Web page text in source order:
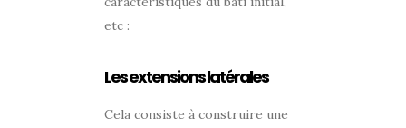
etc :
Les extensions latérales
Cela consiste à construire une